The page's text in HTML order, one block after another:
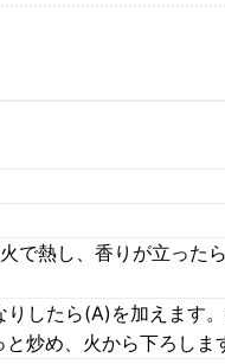
で熱し、香りが立った
したら(A)を加えます
炒め、火から下ろしま